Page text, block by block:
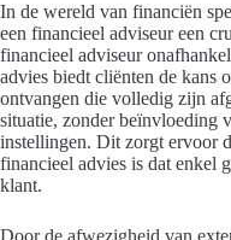
In de wereld van financiën
een financieel adviseur een
financieel adviseur
advies biedt cliënten de kans
ontvangen die volledig zijn
situatie, zonder beïnvloeding
instellingen. Dit zorgt ervoor
financieel advies is dat enkel
klant.
Door de afwezigheid van